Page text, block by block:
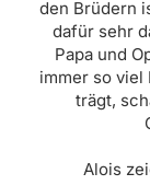
den Brüdern
dafür sehr
Papa und
immer so viel
trägt,
Alois